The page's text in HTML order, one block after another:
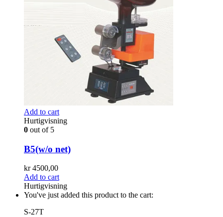
Add to cart
Hurtigvisning
0 out of 5
B5(w/o net)
kr4500,00
Add to cart
Hurtigvisning
You've just added this product to the cart:
S-27T